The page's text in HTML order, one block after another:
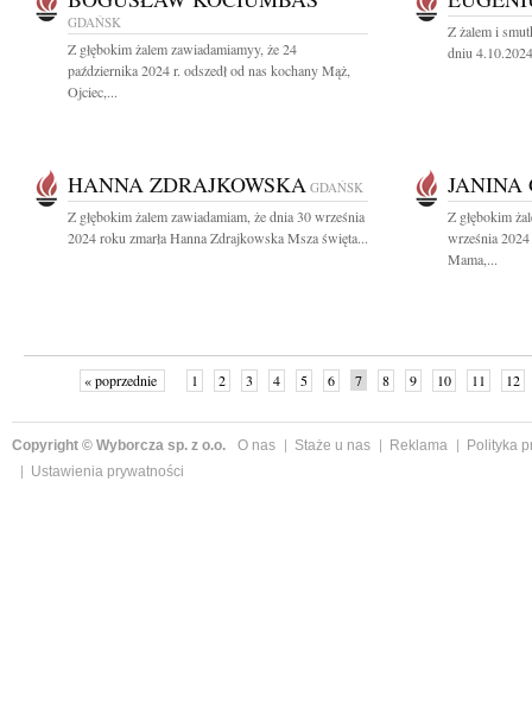
GDAŃSK
Z głębokim żalem zawiadamiamyy, że 24
października 2024 r. odszedł od nas kochany Mąż,
Ojciec,...
Z żalem i
dniu
HANNA ZDRAJKOWSKA GDAŃSK
Z głębokim żalem zawiadamiam, że dnia 30 września
2024 roku zmarła Hanna Zdrajkowska Msza święta...
JANINA
Z głębokim
września 2024
Mama,...
« poprzednie 1 2 3 4 5 6 7 8 9 10 11 12
Copyright © Wyborcza sp. z o.o. O nas Staże u nas Reklama
Polityka
Ustawienia prywatności